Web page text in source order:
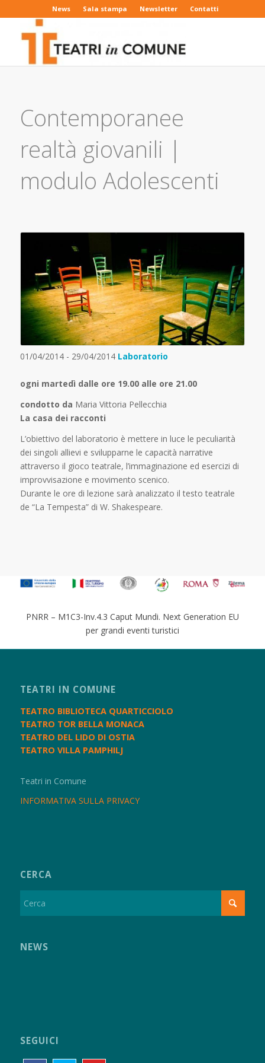
News Sala stampa Newsletter Contatti
Contemporanee
realtà giovanili |
modulo Adolescenti
01/04/2014 - 29/04/2014 Laboratorio
ogni martedì dalle ore 19.00 alle ore 21.00
condotto da Maria Vittoria Pellecchia
La casa dei racconti
L’obiettivo del laboratorio è mettere in luce le peculiarità
dei singoli allievi e svilupparne le capacità narrative
attraverso il gioco teatrale, l’immaginazione ed esercizi di
improvvisazione e movimento scenico.
Durante le ore di lezione sarà analizzato il testo teatrale
de “La Tempesta” di W. Shakespeare.
PNRR – M1C3-Inv.4.3 Caput Mundi. Next Generation EU
per grandi eventi turistici
TEATRI IN COMUNE
TEATRO BIBLIOTECA QUARTICCIOLO
TEATRO TOR BELLA MONACA
TEATRO DEL LIDO DI OSTIA
TEATRO VILLA PAMPHILJ
Teatri in Comune
INFORMATIVA SULLA PRIVACY
CERCA
NEWS
SEGUICI